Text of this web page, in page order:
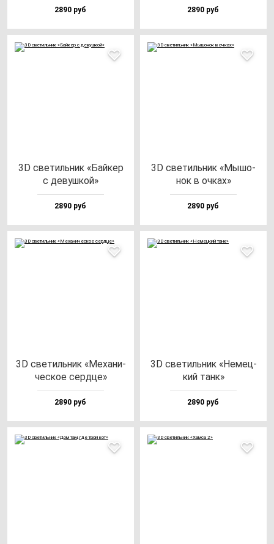
2890 руб 2890 руб
3D све­тиль­ник «Бай­кер
с де­вуш­кой»
2890 руб
3D све­тиль­ник «Мышо­
нок в оч­ках»
2890 руб
3D све­тиль­ник «Меха­ни­
чес­кое сер­дце»
2890 руб
3D све­тиль­ник «Немец­
кий танк»
2890 руб